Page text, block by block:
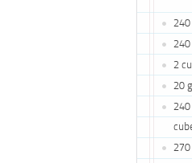
240
2
20
240